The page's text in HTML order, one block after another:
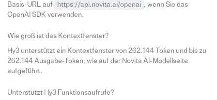
Basis-URL auf
https://api.novita.ai/openai , wenn Sie das
OpenAI SDK verwenden.
Wie groß ist das Kontextfenster?
Hy3 unterstützt ein Kontextfenster von 262.144 Token und bis zu
262.144 Ausgabe-Token, wie auf der Novita AI-Modellseite
aufgeführt.
Unterstützt Hy3 Funktionsaufrufe?